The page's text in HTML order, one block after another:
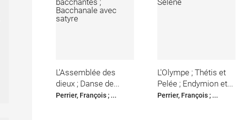
L'Assemblée des
dieux ; Danse de...
Perrier, François ; ...
L'Olympe ; Thétis et
Pelée ; Endymion et...
Perrier, François ; ...